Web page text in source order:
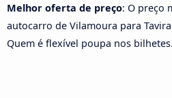
Melhor oferta de preço: O preço
autocarro de Vilamoura para
Quem é flexível poupa nos bilhetes.